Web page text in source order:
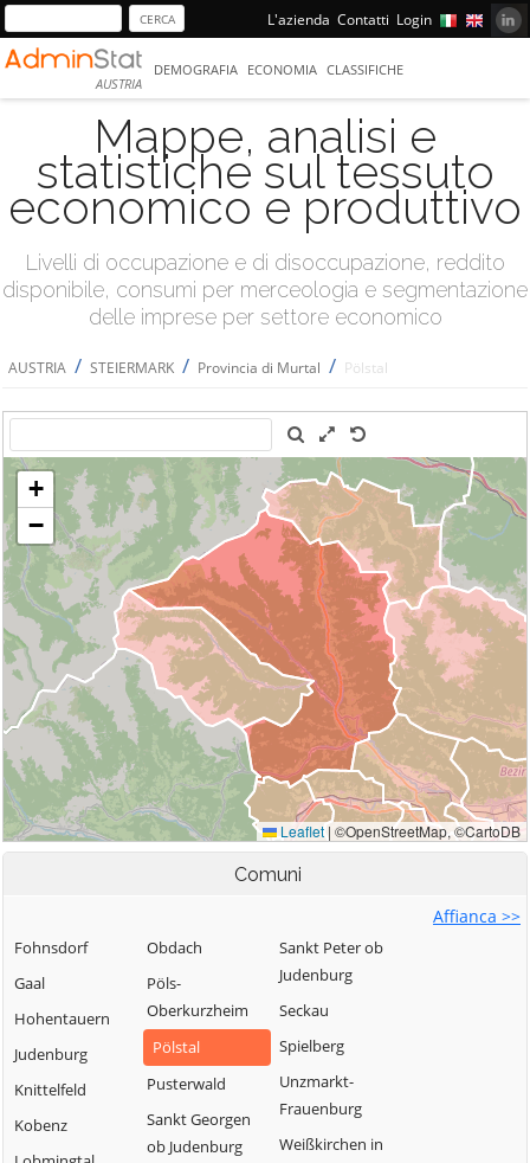
L'azienda Contatti Login
AUSTRIA
DEMOGRAFIA ECONOMIA CLASSIFICHE
Mappe, analisi e
statistiche sul tessuto
economico e produttivo
Livelli di occupazione e di disoccupazione, reddito
disponibile, consumi per merceologia e segmentazione
delle imprese per settore economico
AUSTRIA / STEIERMARK / Provincia di Murtal / Pölstal
Comuni
Affianca >>
Fohnsdorf
Gaal
Hohentauern
Judenburg
Knittelfeld
Kobenz
Obdach
Pöls-
Oberkurzheim
Pölstal
Pusterwald
Sankt Georgen
ob Judenburg
Sankt Peter ob
Judenburg
Seckau
Spielberg
Unzmarkt-
Frauenburg
Weißkirchen in